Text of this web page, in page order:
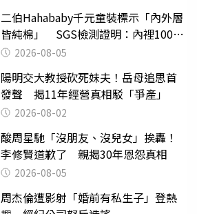
二伯Hahababy千元童裝標示「內外層
皆純棉」 SGS檢測證明：內裡100%
聚酯纖維
2026-08-05
陽明交大教授砍死妹夫！岳母追思首
發聲 揭11年經營真相駁「爭產」
2026-08-02
酸周星馳「沒朋友、沒兒女」挨轟！
李修賢道歉了 親揭30年恩怨真相
2026-08-05
周杰倫遭影射「婚前有私生子」登熱